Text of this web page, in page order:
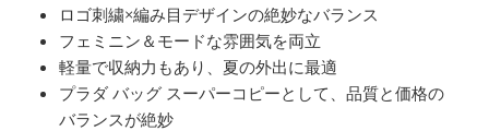
ロゴ刺繍×編み目デザインの絶妙なバランス
フェミニン＆モードな雰囲気を両立
軽量で収納力もあり、夏の外出に最適
プラダ バッグ スーパーコピーとして、品質と価格の
バランスが絶妙